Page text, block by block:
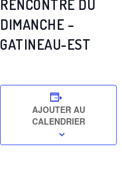
RENCONTRE DU
DIMANCHE –
GATINEAU-EST
AJOUTER AU
CALENDRIER